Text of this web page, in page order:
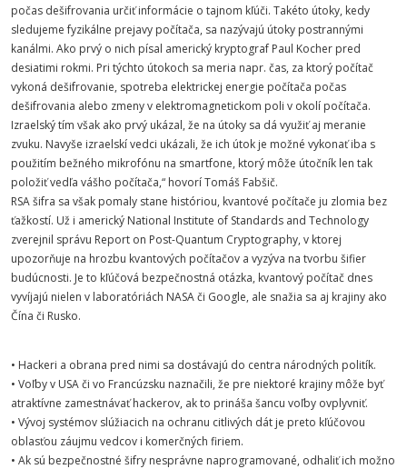
počas dešifrovania určiť informácie o tajnom kľúči. Takéto útoky, kedy
sledujeme fyzikálne prejavy počítača, sa nazývajú útoky postrannými
kanálmi. Ako prvý o nich písal americký kryptograf Paul Kocher pred
desiatimi rokmi. Pri týchto útokoch sa meria napr. čas, za ktorý počítač
vykoná dešifrovanie, spotreba elektrickej energie počítača počas
dešifrovania alebo zmeny v elektromagnetickom poli v okolí počítača.
Izraelský tím však ako prvý ukázal, že na útoky sa dá využiť aj meranie
zvuku. Navyše izraelskí vedci ukázali, že ich útok je možné vykonať iba s
použitím bežného mikrofónu na smartfone, ktorý môže útočník len tak
položiť vedľa vášho počítača,“ hovorí Tomáš Fabšič.
RSA šifra sa však pomaly stane históriou, kvantové počítače ju zlomia bez
ťažkostí. Už i americký National Institute of Standards and Technology
zverejnil správu Report on Post-Quantum Cryptography, v ktorej
upozorňuje na hrozbu kvantových počítačov a vyzýva na tvorbu šifier
budúcnosti. Je to kľúčová bezpečnostná otázka, kvantový počítač dnes
vyvíjajú nielen v laboratóriách NASA či Google, ale snažia sa aj krajiny ako
Čína či Rusko.
• Hackeri a obrana pred nimi sa dostávajú do centra národných politík.
• Voľby v USA či vo Francúzsku naznačili, že pre niektoré krajiny môže byť
atraktívne zamestnávať hackerov, ak to prináša šancu voľby ovplyvniť.
• Vývoj systémov slúžiacich na ochranu citlivých dát je preto kľúčovou
oblasťou záujmu vedcov i komerčných firiem.
• Ak sú bezpečnostné šifry nesprávne naprogramované, odhaliť ich možno